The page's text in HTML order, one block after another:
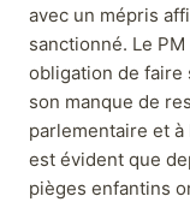
avec un mépris
sanctionné. Le
obligation de faire
son manque de
parlementaire et
est évident que
pièges enfantins